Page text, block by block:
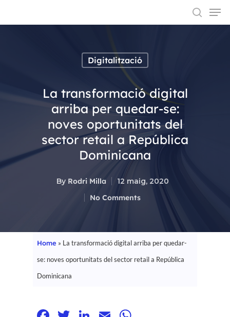
Hit enter to search or ESC to close
Digitalització
La transformació digital
arriba per quedar-se:
noves oportunitats del
sector retail a República
Dominicana
By Rodri Milla
12 maig, 2020
No Comments
Home » La transformació digital arriba per quedar-
se: noves oportunitats del sector retail a República
Dominicana